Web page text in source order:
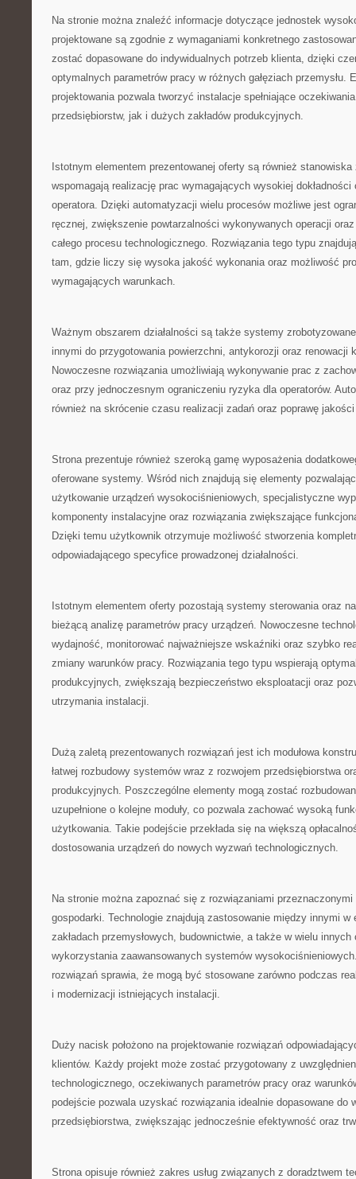
Na stronie można znaleźć informacje dotyczące jednostek
projektowane są zgodnie z wymaganiami konkretnego
zostać dopasowane do indywidualnych potrzeb klienta, dzięki
optymalnych parametrów pracy w różnych gałęziach przemysłu.
projektowania pozwala tworzyć instalacje spełniające
przedsiębiorstw, jak i dużych zakładów produkcyjnych.
Istotnym elementem prezentowanej oferty są również
wspomagają realizację prac wymagających wysokiej
operatora. Dzięki automatyzacji wielu procesów możliwe jest
ręcznej, zwiększenie powtarzalności wykonywanych operacji
całego procesu technologicznego. Rozwiązania tego typu
tam, gdzie liczy się wysoka jakość wykonania oraz możliwość
wymagających warunkach.
Ważnym obszarem działalności są także systemy
innymi do przygotowania powierzchni, antykorozji oraz renowacji
Nowoczesne rozwiązania umożliwiają wykonywanie prac z
oraz przy jednoczesnym ograniczeniu ryzyka dla operatorów.
również na skrócenie czasu realizacji zadań oraz poprawę
Strona prezentuje również szeroką gamę wyposażenia
oferowane systemy. Wśród nich znajdują się elementy
użytkowanie urządzeń wysokociśnieniowych, specjalistyczne
komponenty instalacyjne oraz rozwiązania zwiększające
Dzięki temu użytkownik otrzymuje możliwość stworzenia
odpowiadającego specyfice prowadzonej działalności.
Istotnym elementem oferty pozostają systemy sterowania oraz
bieżącą analizę parametrów pracy urządzeń. Nowoczesne
wydajność, monitorować najważniejsze wskaźniki oraz szybko
zmiany warunków pracy. Rozwiązania tego typu wspierają
produkcyjnych, zwiększają bezpieczeństwo eksploatacji oraz
utrzymania instalacji.
Dużą zaletą prezentowanych rozwiązań jest ich modułowa
łatwej rozbudowy systemów wraz z rozwojem przedsiębiorstwa
produkcyjnych. Poszczególne elementy mogą zostać
uzupełnione o kolejne moduły, co pozwala zachować wysoką
użytkowania. Takie podejście przekłada się na większą
dostosowania urządzeń do nowych wyzwań technologicznych.
Na stronie można zapoznać się z rozwiązaniami
gospodarki. Technologie znajdują zastosowanie między innymi w
zakładach przemysłowych, budownictwie, a także w wielu
wykorzystania zaawansowanych systemów
rozwiązań sprawia, że mogą być stosowane zarówno podczas
i modernizacji istniejących instalacji.
Duży nacisk położono na projektowanie rozwiązań
klientów. Każdy projekt może zostać przygotowany z
technologicznego, oczekiwanych parametrów pracy oraz
podejście pozwala uzyskać rozwiązania idealnie dopasowane do
przedsiębiorstwa, zwiększając jednocześnie efektywność oraz
Strona opisuje również zakres usług związanych z doradztwem